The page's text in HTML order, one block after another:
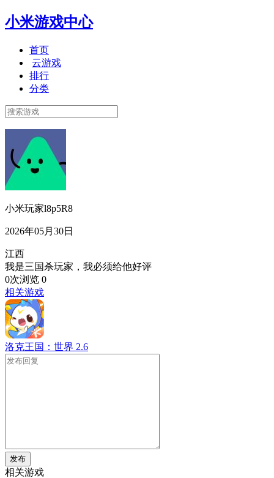
小米游戏中心
首页
云游戏
排行
分类
小米玩家l8p5R8
2026年05月30日
江西
我是三国杀玩家，我必须给他好评
0次浏览 0
相关游戏
洛克王国：世界 2.6
发布
相关游戏